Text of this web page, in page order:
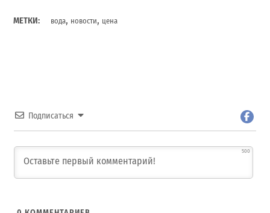
МЕТКИ: вода, новости, цена
Подписаться
500